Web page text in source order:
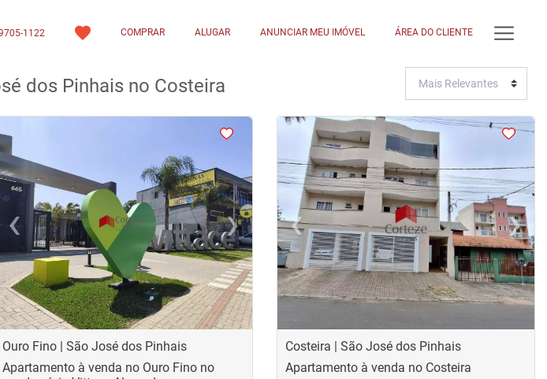
1122 COMPRAR ALUGAR ANUNCIAR MEU IMÓVEL ÁREA DO CLIENTE
dos Pinhais no Costeira
‹
Previous ›Next
Ouro Fino | São José dos Pinhais
Apartamento à venda no Ouro Fino no
<<<
‹Previous ›Next
Costeira | São José dos Pinhais
Apartamento à venda no Costeira